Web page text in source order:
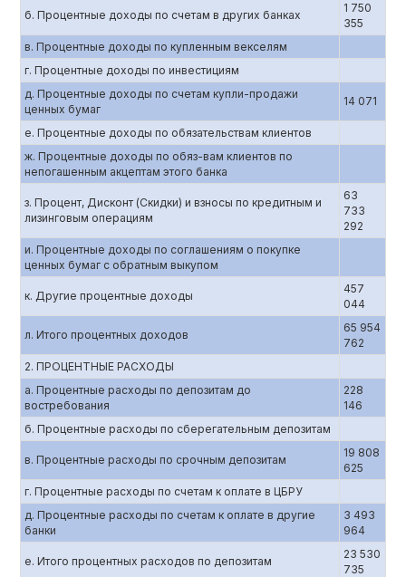
б. Процентные доходы по счетам в других банках
1 750
355
в. Процентные доходы по купленным векселям
г. Процентные доходы по инвестициям
д. Процентные доходы по счетам купли-продажи
ценных бумаг
14 071
е. Процентные доходы по обязательствам клиентов
ж. Процентные доходы по обяз-вам клиентов по
непогашенным акцептам этого банка
з. Процент, Дисконт (Скидки) и взносы по кредитным и
лизинговым операциям
63
733
292
и. Процентные доходы по соглашениям о покупке
ценных бумаг с обратным выкупом
к. Другие процентные доходы
457
044
л. Итого процентных доходов
65 954
762
2. ПРОЦЕНТНЫЕ РАСХОДЫ
а. Процентные расходы по депозитам до
востребования
228
146
б. Процентные расходы по сберегательным депозитам
в. Процентные расходы по срочным депозитам
19 808
625
г. Процентные расходы по счетам к оплате в ЦБРУ
д. Процентные расходы по счетам к оплате в другие
банки
3 493
964
е. Итого процентных расходов по депозитам
23 530
735